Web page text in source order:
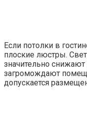
Если потолки в
плоские люстры.
значительно
загромождают
допускается